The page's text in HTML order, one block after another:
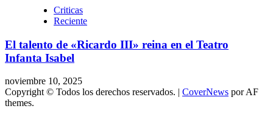
Criticas
Reciente
El talento de «Ricardo III» reina en el Teatro
Infanta Isabel
noviembre 10, 2025
Copyright © Todos los derechos reservados. | CoverNews por AF
themes.